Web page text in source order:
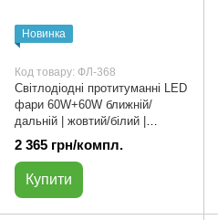
Новинка
Код товару: ФЛ-368
Світлодіодні протитуманні LED
фари 60W+60W ближній/
дальній | жовтий/білий |
ФЛ-368
2 365 грн/компл.
Купити